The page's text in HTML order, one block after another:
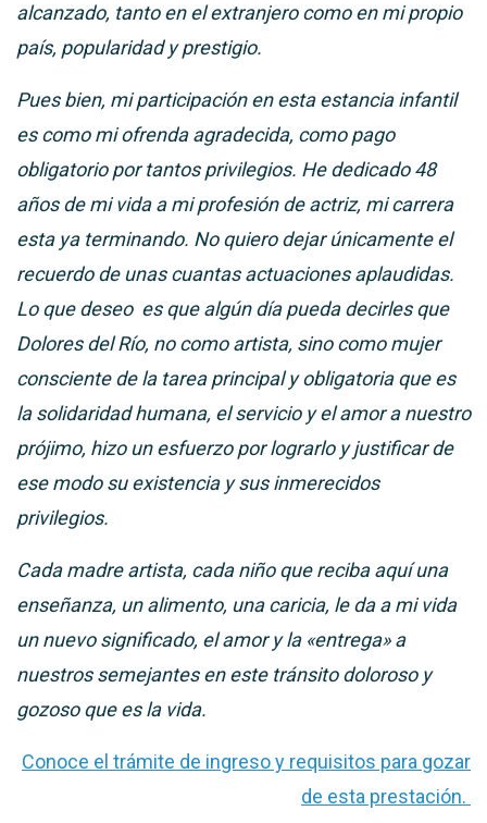
alcanzado, tanto en el extranjero como en mi propio
país, popularidad y prestigio.
Pues bien, mi participación en esta estancia infantil
es como mi ofrenda agradecida, como pago
obligatorio por tantos privilegios. He dedicado 48
años de mi vida a mi profesión de actriz, mi carrera
esta ya terminando. No quiero dejar únicamente el
recuerdo de unas cuantas actuaciones aplaudidas.
Lo que deseo es que algún día pueda decirles que
Dolores del Río, no como artista, sino como mujer
consciente de la tarea principal y obligatoria que es
la solidaridad humana, el servicio y el amor a nuestro
prójimo, hizo un esfuerzo por lograrlo y justificar de
ese modo su existencia y sus inmerecidos
privilegios.
Cada madre artista, cada niño que reciba aquí una
enseñanza, un alimento, una caricia, le da a mi vida
un nuevo significado, el amor y la «entrega» a
nuestros semejantes en este tránsito doloroso y
gozoso que es la vida.
Conoce el trámite de ingreso y requisitos para gozar
de esta prestación.